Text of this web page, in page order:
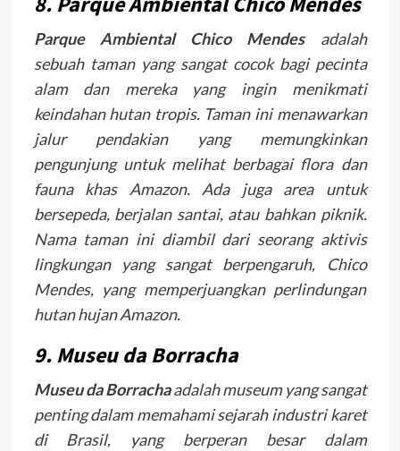
Parque Ambiental Chico Mendesadalah
sebuah taman yang sangat cocok bagi pecinta
alam dan mereka yang ingin menikmati
keindahan hutan tropis. Taman ini menawarkan
jalur pendakian yang memungkinkan
pengunjung untuk melihat berbagai flora dan
fauna khas Amazon. Ada juga area untuk
bersepeda, berjalan santai, atau bahkan piknik.
Nama taman ini diambil dari seorang aktivis
lingkungan yang sangat berpengaruh, Chico
Mendes, yang memperjuangkan perlindungan
hutan hujan Amazon.
9. Museu da Borracha
Museu da Borrachaadalah museum yang sangat
penting dalam memahami sejarah industri karet
di Brasil, yang berperan besar dalam